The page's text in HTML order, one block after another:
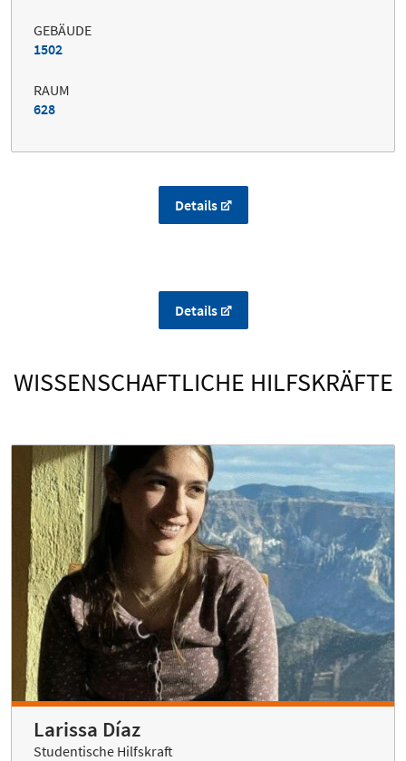
GEBÄUDE
1502
RAUM
628
Details
Details
WISSENSCHAFTLICHE HILFSKRÄFTE
Larissa Díaz
Studentische Hilfskraft